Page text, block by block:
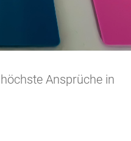
Ansprüche in